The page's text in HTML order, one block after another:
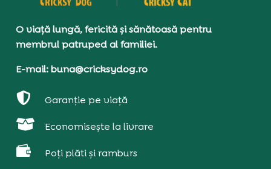
O viață lungă, fericită și sănătoasă pentru
membrul patruped al familiei.
E-mail: buna@cricksydog.ro
 Garanție pe viață
 Economisește la livrare
 Poți plăti și ramburs